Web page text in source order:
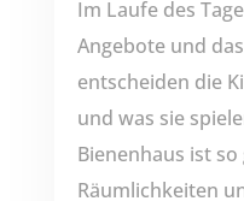
Im Laufe des
Angebote und
entscheiden die
und was sie
Bienenhaus ist
Räumlichkeiten